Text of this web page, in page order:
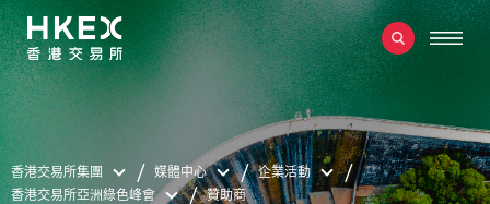
香港交易所集團 媒體中心
企業活動
香港交易所亞洲綠色峰會
贊助商